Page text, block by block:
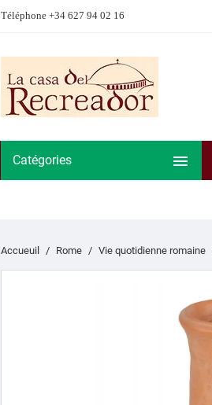
Téléphone +34 627 94 02 16
Catégories 
Accueuil Rome Vie quotidienne romaine